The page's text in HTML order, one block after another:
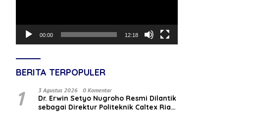
00:00 12:18
BERITA TERPOPULER
1 3 Agustus 2026 0 Komentar
‎Dr. Erwin Setyo Nugroho Resmi Dilantik
sebagai Direktur Politeknik Caltex Riau